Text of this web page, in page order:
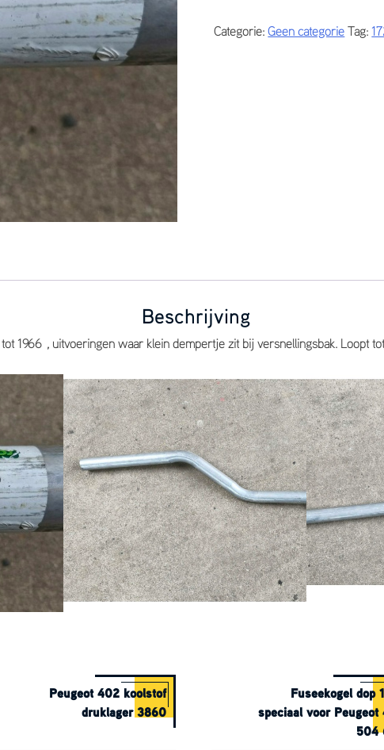
tussenpijp
Categorie:Geen categorie Tag:
Beschrijving
1966 , uitvoeringen waar klein dempertje zit bij versnellingsbak. Loopt
Peugeot 402 koolstof
druklager 3860
Fuseekogel dop
speciaal voor Peugeot
504